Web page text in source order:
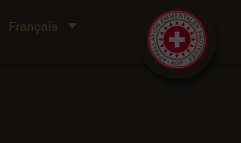
Français